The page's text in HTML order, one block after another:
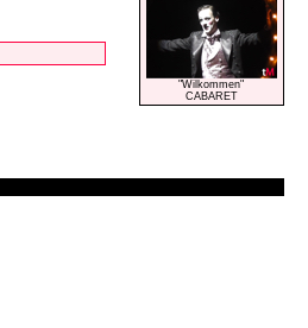
"Wilkommen"
CABARET